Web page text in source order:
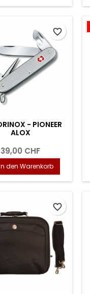
- PIONEER
ALOX
39,00 CHF
den Warenkorb
favorite_border
favorite_border